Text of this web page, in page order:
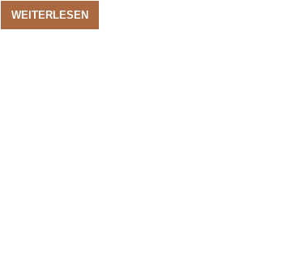
WEITERLESEN